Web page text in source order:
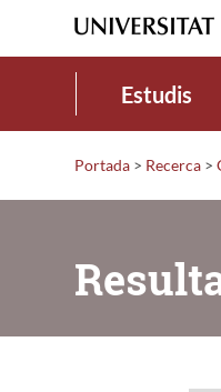
Estudis
Portada > Recerca >